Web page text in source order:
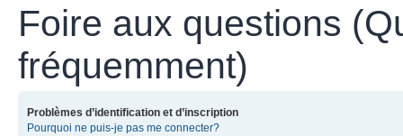
Foire aux questions
fréquemment)
Problèmes d’identification et d’inscription
Pourquoi ne puis-je pas me connecter?